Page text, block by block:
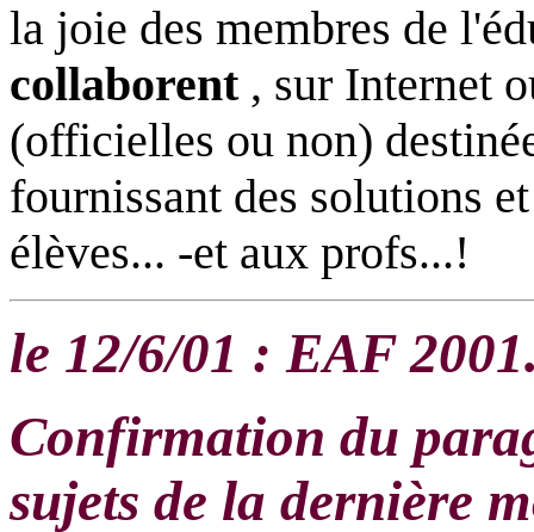
la joie des membres de
collaborent, sur Internet
(officielles ou non)
fournissant des solutions
élèves... -et aux profs...!
le 12/6/01 : EAF
Confirmation du
sujets de la dernière